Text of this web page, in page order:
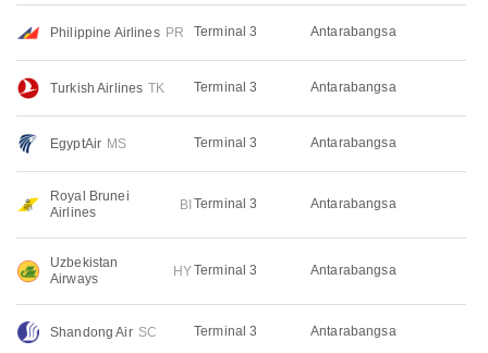
Philippine Airlines PR Terminal 3 Antarabangsa
Turkish Airlines TK Terminal 3 Antarabangsa
EgyptAir MS Terminal 3 Antarabangsa
Royal Brunei
Airlines
BITerminal 3 Antarabangsa
Uzbekistan
Airways
HYTerminal 3 Antarabangsa
Shandong Air SC Terminal 3 Antarabangsa